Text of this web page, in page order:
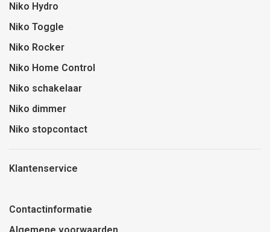
Niko Hydro
Niko Toggle
Niko Rocker
Niko Home Control
Niko schakelaar
Niko dimmer
Niko stopcontact
Klantenservice
Contactinformatie